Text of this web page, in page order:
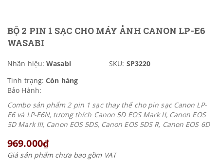
BỘ 2 PIN 1 SẠC CHO MÁY ẢNH CANON LP-E6
WASABI
Nhãn hiệu: Wasabi SKU: SP3220
Tình trạng: Còn hàng
Bảo Hành:
Combo sản phẩm 2 pin 1 sạc thay thế cho pin sạc Canon LP-
E6 và LP-E6N, tương thích Canon 5D EOS Mark II, Canon EOS
5D Mark III, Canon EOS 5DS, Canon EOS 5DS R, Canon EOS 6D
969.000₫
Giá sản phẩm chưa bao gồm VAT